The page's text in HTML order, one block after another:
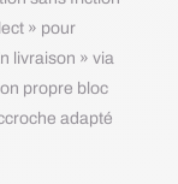
» pour
livraison » via
propre bloc
adapté